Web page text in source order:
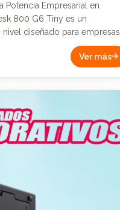
Potencia Empresarial en
diseñado para empresas
estabilidad y eficiencia en
i9 10ª generación (alto
RAM: 32GB (multitarea
SSD (velocidad y
PC 🔹 Gráficos: Intel UHD 🔹
empresarial 🚀 Beneficios
exigente ✅ Tamaño
✅ Bajo consumo
Ver más